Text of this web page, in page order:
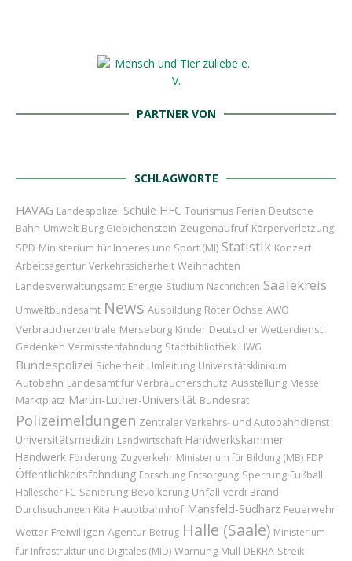
PARTNER VON
SCHLAGWORTE
HAVAG Landespolizei Schule HFC Tourismus Ferien Deutsche
Bahn Umwelt Burg Giebichenstein Zeugenaufruf Körperverletzung
SPD Ministerium für Inneres und Sport (MI) Statistik Konzert
Arbeitsagentur Verkehrssicherheit Weihnachten
Landesverwaltungsamt Energie Studium Nachrichten Saalekreis
Umweltbundesamt News Ausbildung Roter Ochse AWO
Verbraucherzentrale Merseburg Kinder Deutscher Wetterdienst
Gedenken Vermisstenfahndung Stadtbibliothek HWG
Bundespolizei Sicherheit Umleitung Universitätsklinikum
Autobahn Landesamt für Verbraucherschutz Ausstellung Messe
Marktplatz Martin-Luther-Universität Bundesrat
Polizeimeldungen Zentraler Verkehrs- und Autobahndienst
Universitätsmedizin Landwirtschaft Handwerkskammer
Handwerk Förderung Zugverkehr Ministerium für Bildung (MB) FDP
Öffentlichkeitsfahndung Forschung Entsorgung Sperrung Fußball
Hallescher FC Sanierung Bevölkerung Unfall verdi Brand
Durchsuchungen Kita Hauptbahnhof Mansfeld-Südharz Feuerwehr
Wetter Freiwilligen-Agentur Betrug Halle (Saale) Ministerium
für Infrastruktur und Digitales (MID) Warnung Müll DEKRA Streik